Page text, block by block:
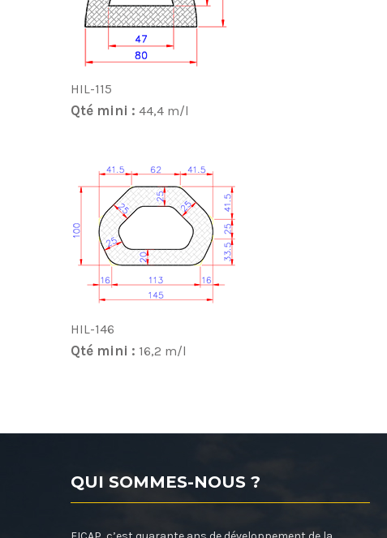
HIL-115
Qté mini : 44,4 m/l
HIL-146
Qté mini : 16,2 m/l
QUI SOMMES-NOUS ?